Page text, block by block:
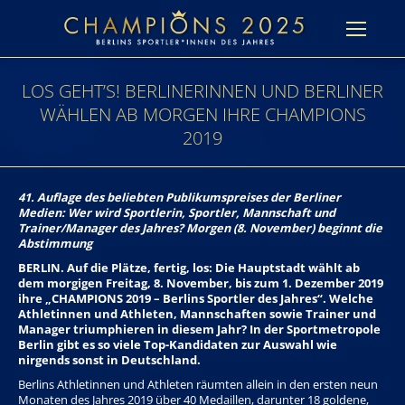
LOS GEHT’S! BERLINERINNEN UND BERLINER
WÄHLEN AB MORGEN IHRE CHAMPIONS
2019
41. Auflage des beliebten Publikumspreises der Berliner
Medien: Wer wird Sportlerin, Sportler, Mannschaft und
Trainer/Manager des Jahres? Morgen (8. November) beginnt die
Abstimmung
BERLIN. Auf die Plätze, fertig, los: Die Hauptstadt wählt ab
dem morgigen Freitag, 8. November, bis zum 1. Dezember 2019
ihre „CHAMPIONS 2019 – Berlins Sportler des Jahres“. Welche
Athletinnen und Athleten, Mannschaften sowie Trainer und
Manager triumphieren in diesem Jahr? In der Sportmetropole
Berlin gibt es so viele Top-Kandidaten zur Auswahl wie
nirgends sonst in Deutschland.
Berlins Athletinnen und Athleten räumten allein in den ersten neun
Monaten des Jahres 2019 über 40 Medaillen, darunter 18 goldene,